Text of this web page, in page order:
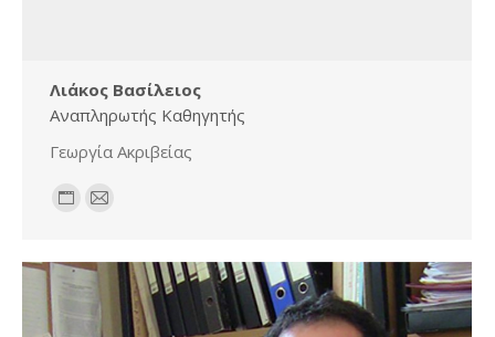
Λιάκος Βασίλειος
Αναπληρωτής Καθηγητής
Γεωργία Ακριβείας
Personal
/
website
E-